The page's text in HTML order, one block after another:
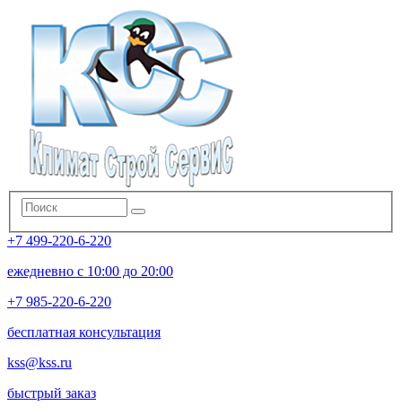
+7 499-220-6-220
ежедневно с 10:00 до 20:00
+7 985-220-6-220
бесплатная консультация
kss@kss.ru
быстрый заказ